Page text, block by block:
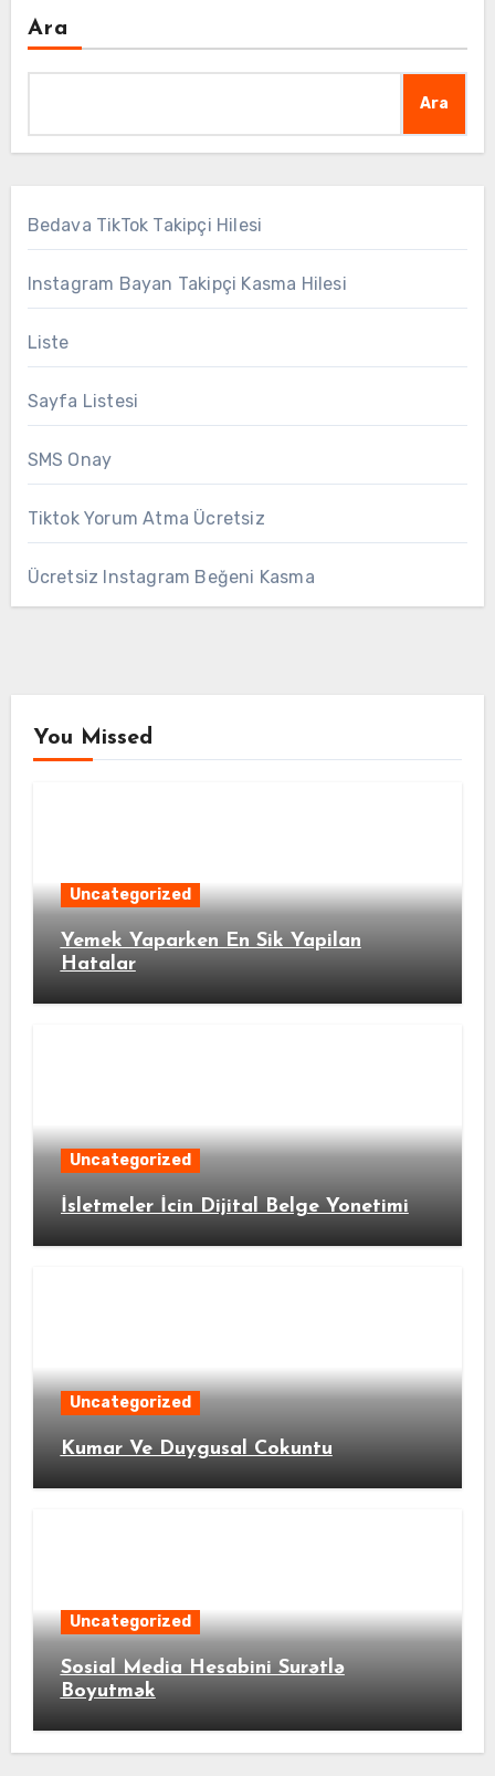
Ara
Ara
Bedava TikTok Takipçi Hilesi
Instagram Bayan Takipçi Kasma Hilesi
Liste
Sayfa Listesi
SMS Onay
Tiktok Yorum Atma Ücretsiz
Ücretsiz Instagram Beğeni Kasma
You Missed
Uncategorized
Yemek Yaparken En Sik Yapilan
Hatalar
Uncategorized
İsletmeler İcin Dijital Belge Yonetimi
Uncategorized
Kumar Ve Duygusal Cokuntu
Uncategorized
Sosial Media Hesabini Surətlə
Boyutmək